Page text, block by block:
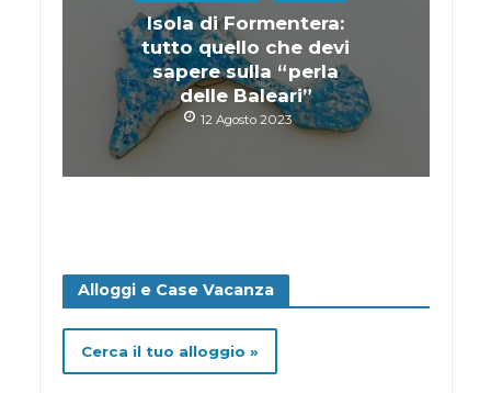
Isola di Formentera:
tutto quello che devi
sapere sulla “perla
delle Baleari”
12 Agosto 2023
Alloggi e Case Vacanza
Cerca il tuo alloggio »